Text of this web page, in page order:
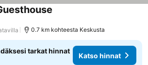
0.7 km kohteesta Keskusta
tarkat hinnat
Katso hinnat